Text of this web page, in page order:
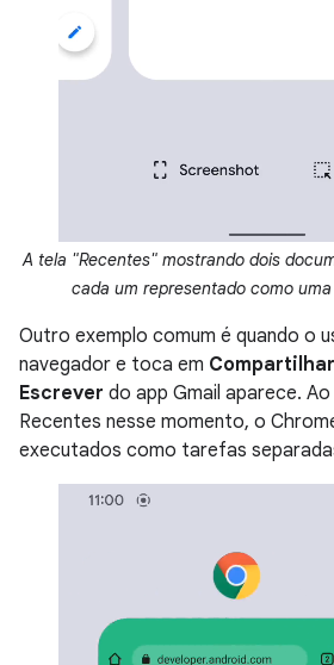
A tela "Recentes" mostrando dois
cada um representado como
Outro exemplo comum é quando o
navegador e toca em Compartilhar
Escrever do app Gmail aparece.
Recentes nesse momento, o
executados como tarefas